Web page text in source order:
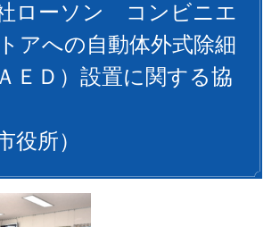
ローソン コンビニエ
アへの自動体外式除細
ＥＤ）設置に関する協
役所）